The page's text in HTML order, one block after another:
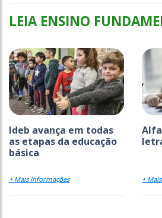
LEIA ENSINO
Ideb avança em todas
as etapas da educação
básica
+ Mais Informações +